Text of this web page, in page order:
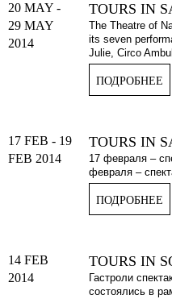
20 MAY -
29 MAY
2014
TOURS IN
The Theatre of
its seven
Julie, Circo
ПОДРОБНЕЕ
17 FEB - 19
FEB 2014
TOURS IN
17 февраля –
февраля –
ПОДРОБНЕЕ
14 FEB
2014
TOURS IN
Гастроли
состоялись в